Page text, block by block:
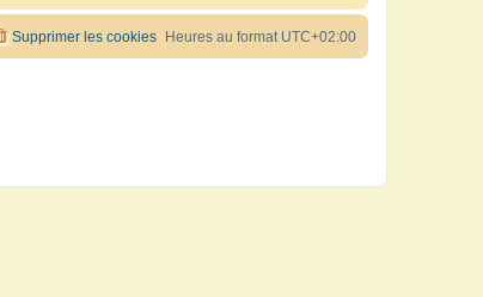
Heures au format UTC+02:00
Supprimer les cookies